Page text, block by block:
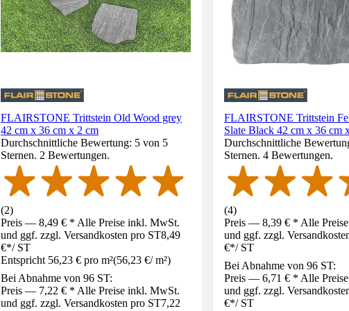
FLAIRSTONE Trittstein Old Wood grey
42 cm x 36 cm x 2 cm
Durchschnittliche Bewertung: 5 von 5
Sternen. 2 Bewertungen.
(2)
Preis — 8,49 € * Alle Preise inkl. MwSt.
und ggf. zzgl. Versandkosten pro ST8,49
€*/ ST
Entspricht 56,23 € pro m²(56,23 €/ m²)
Bei Abnahme von 96 ST:
Preis — 7,22 € * Alle Preise inkl. MwSt.
und ggf. zzgl. Versandkosten pro ST7,22
FLAIRSTONE Trittstein
Slate Black 42 cm x 36 cm
Durchschnittliche
Sternen. 4 Bewertungen.
(4)
Preis — 8,39 € * Alle
und ggf. zzgl.
€*/ ST
Bei Abnahme von 96 ST:
Preis — 6,71 € * Alle
und ggf. zzgl.
€*/ ST